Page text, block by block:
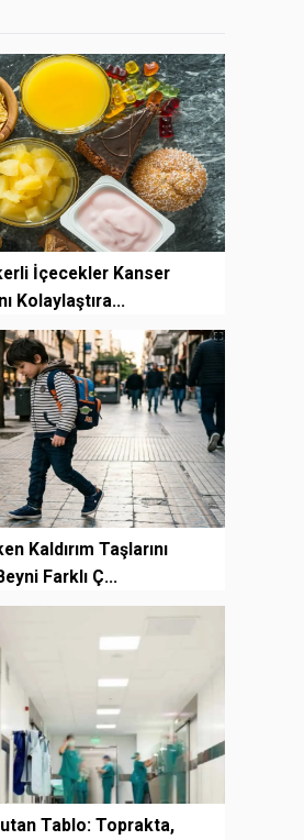
İçecekler Kanser
Kolaylaştıra...
Kaldırım Taşlarını
Farklı Ç...
Tablo: Toprakta,